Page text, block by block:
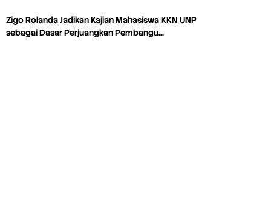
Zigo Rolanda Jadikan Kajian Mahasiswa KKN UNP
sebagai Dasar Perjuangkan Pembangu…